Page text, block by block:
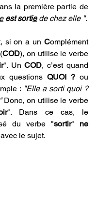
la première partie de
est sortie de chez elle ".
si on a un Complément
COD), on utilise le verbe
". Un COD, c’est quand
questions QUOI ?
: "Elle a sorti quoi ?
Donc, on utilise le verbe
". Dans ce cas, le
du verbe "sortir" ne
le sujet.